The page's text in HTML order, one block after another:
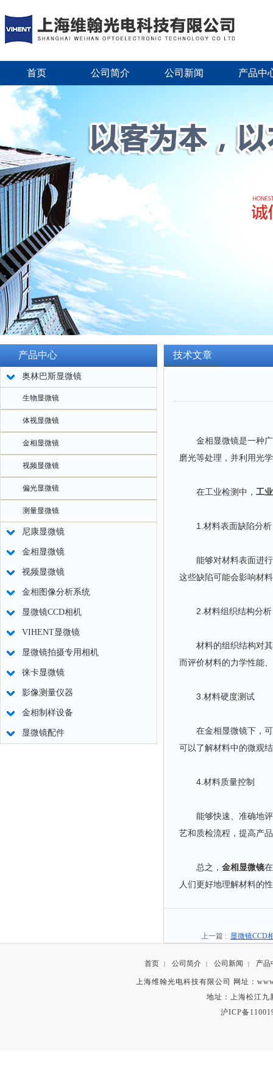
首页 公司简介 公司新闻 产品中
产品中心
奥林巴斯显微镜
生物显微镜
体视显微镜
金相显微镜
视频显微镜
偏光显微镜
测量显微镜
尼康显微镜
金相显微镜
视频显微镜
金相图像分析系统
显微镜CCD相机
VIHENT显微镜
显微镜拍摄专用相机
徕卡显微镜
影像测量仪器
金相制样设备
显微镜配件
技术文章
金相显微镜是一种广
磨光等处理，并利用光
在工业检测中， 工
1.材料表面缺陷分析
能够对材料表面进行
这些缺陷可能会影响材
2.材料组织结构分析
材料的组织结构对其
而评价材料的力学性能
3.材料硬度测试
在金相显微镜下，可
可以了解材料中的微观
4.材料质量控制
能够快速、准确地评
艺和质检流程，提高产
总之， 金相显微镜
人们更好地理解材料的
上一篇 : 显微镜CCD
首页 | 公司简介 | 公司新闻 | 产品
上海维翰光电科技有限公司 网址：
地址：上海松江九
沪ICP备